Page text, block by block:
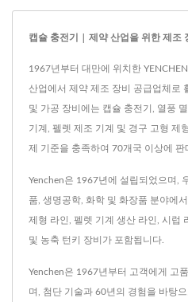
캡슐 충전기 | 제약 산업을 위한 제
1967년부터 대만에 위치한
산업에서 제약 제조 장비 공급업체로
및 가공 장비에는 캡슐 충전기, 열풍
기계, 펠렛 제조 기계 및 경구 고형 제
제 기준을 충족하여 70개국 이상에 판
Yenchen은 1967년에 설립되었으며,
품, 생명공학, 화학 및 화장품 분야에
제형 라인, 펠렛 기계 생산 라인, 시럽
및 농축 턴키 장비가 포함됩니다.
Yenchen은 1967년부터 고객에게 고
며, 첨단 기술과 60년의 경험을 바탕